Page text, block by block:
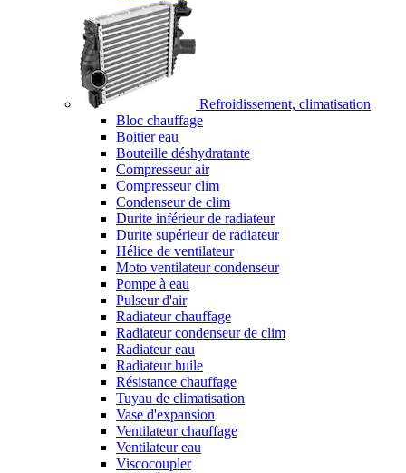
Refroidissement, climatisation
Bloc chauffage
Boitier eau
Bouteille déshydratante
Compresseur air
Compresseur clim
Condenseur de clim
Durite inférieur de radiateur
Durite supérieur de radiateur
Hélice de ventilateur
Moto ventilateur condenseur
Pompe à eau
Pulseur d'air
Radiateur chauffage
Radiateur condenseur de clim
Radiateur eau
Radiateur huile
Résistance chauffage
Tuyau de climatisation
Vase d'expansion
Ventilateur chauffage
Ventilateur eau
Viscocoupler